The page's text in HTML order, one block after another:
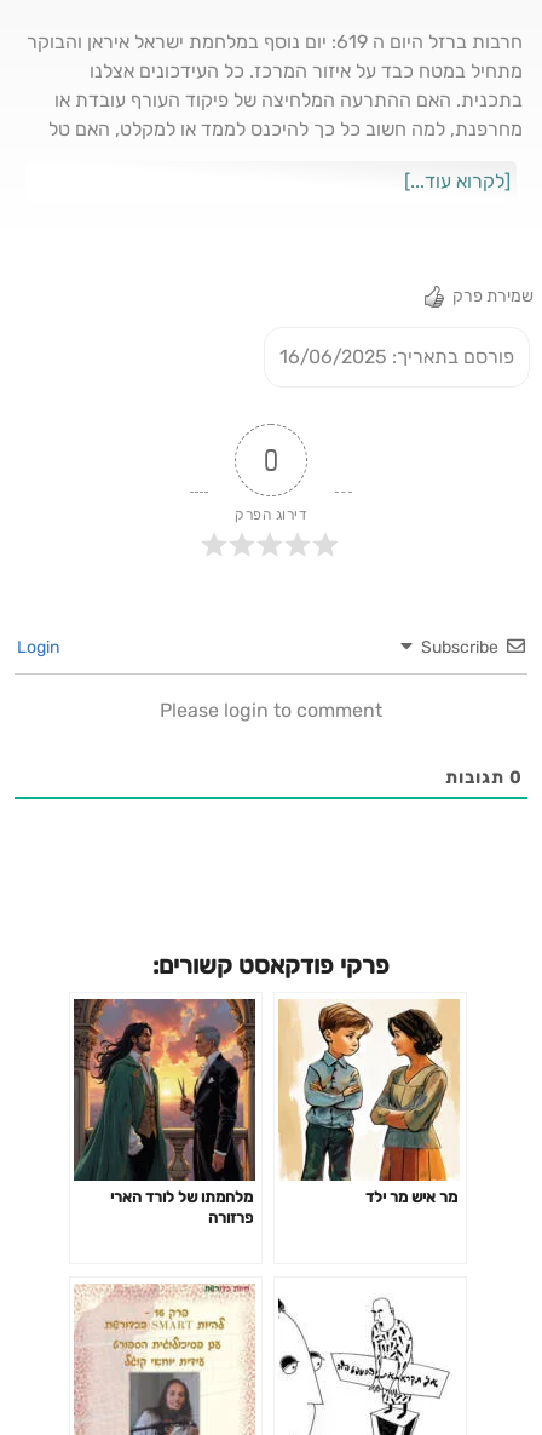
חרבות ברזל היום ה 619: יום נוסף במלחמת ישראל איראן והבוקר
מתחיל במטח כבד על איזור המרכז. כל העידכונים אצלנו
בתכנית. האם ההתרעה המלחיצה של פיקוד העורף עובדת או
מחרפנת, למה חשוב כל כך להיכנס לממד או למקלט, האם טל
מקשקש.
[לקרוא עוד...]
שמירת פרק
פורסם בתאריך: 16/06/2025
0
דירוג הפרק
Subscribe
Please login to comment
0 תגובות
פרקי פודקאסט קשורים:
מר איש מר ילד
מלחמתו של לורד הארי
פרזורה